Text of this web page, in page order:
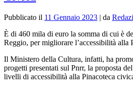
Pubblicato il 11 Gennaio 2023 | da
È di 460 mila di euro la somma di cui è
Reggio, per migliorare l’accessibilità alla
Il Ministero della Cultura, infatti, ha
progetti presentati sul Pnrr, la proposta
livelli di accessibilità alla Pinacoteca